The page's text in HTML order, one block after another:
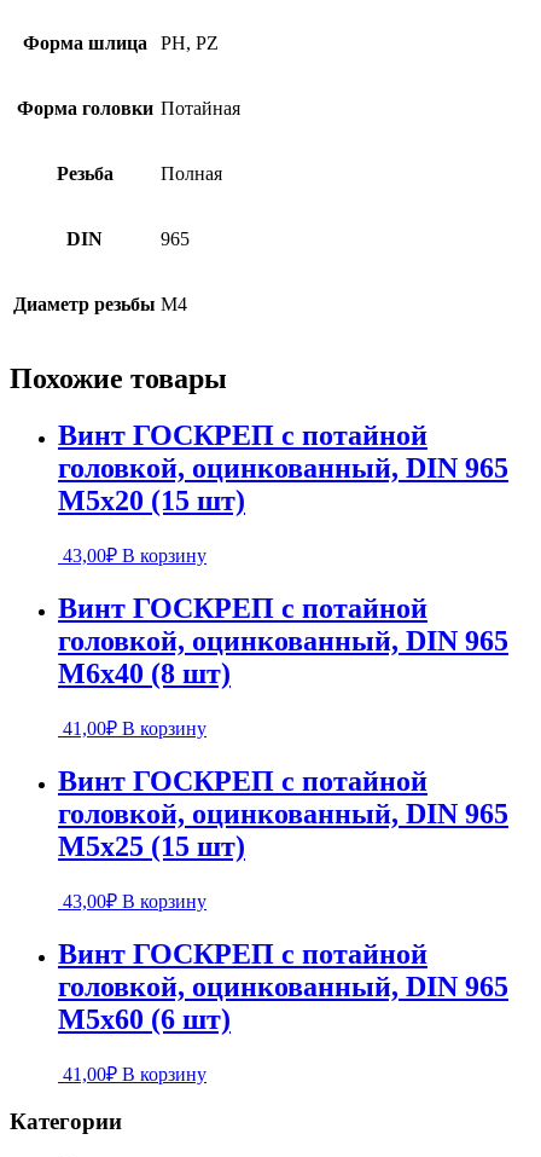
Форма шлица PH, PZ
Форма головки Потайная
Резьба Полная
DIN 965
Диаметр резьбы М4
Похожие товары
Винт ГОСКРЕП с потайной
головкой, оцинкованный, DIN 965
М5х20 (15 шт)
43,00₽ В корзину
Винт ГОСКРЕП с потайной
головкой, оцинкованный, DIN 965
М6х40 (8 шт)
41,00₽ В корзину
Винт ГОСКРЕП с потайной
головкой, оцинкованный, DIN 965
М5х25 (15 шт)
43,00₽ В корзину
Винт ГОСКРЕП с потайной
головкой, оцинкованный, DIN 965
М5х60 (6 шт)
41,00₽ В корзину
Категории